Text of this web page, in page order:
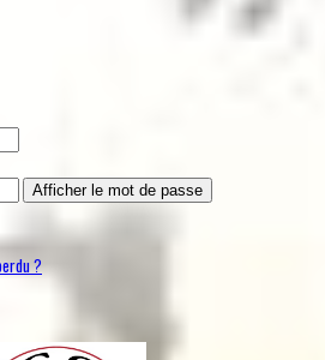
Afficher le mot de passe
?